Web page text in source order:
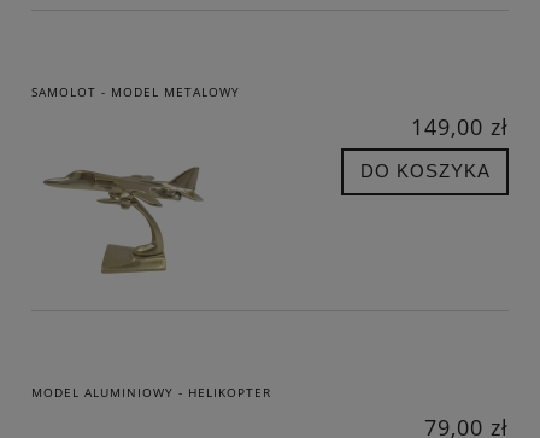
SAMOLOT - MODEL METALOWY
149,00 zł
DO KOSZYKA
MODEL ALUMINIOWY - HELIKOPTER
79,00 zł